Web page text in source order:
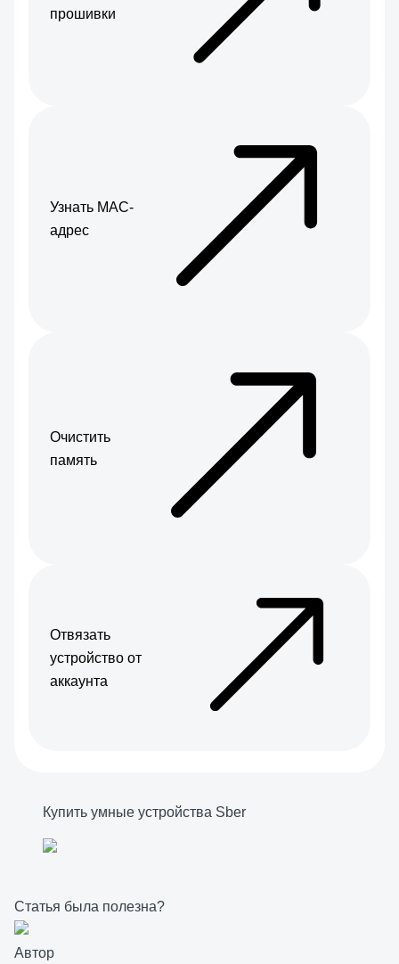
прошивки
Узнать МАС-
адрес
Очистить
память
Отвязать
устройство от
аккаунта
Купить умные устройства Sber
Статья была полезна?
Автор